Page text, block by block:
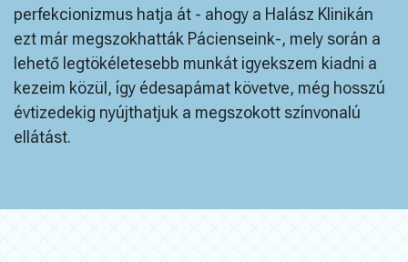
perfekcionizmus hatja át - ahogy a Halász Klinikán
ezt már megszokhatták Pácienseink-, mely során a
lehető legtökéletesebb munkát igyekszem kiadni a
kezeim közül, így édesapámat követve, még hosszú
évtizedekig nyújthatjuk a megszokott színvonalú
ellátást.